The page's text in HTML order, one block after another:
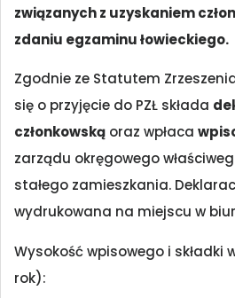
związanych z uzyskaniem
zdaniu egzaminu łowieckiego.
Zgodnie ze Statutem
się o przyjęcie do PZŁ składa
członkowską oraz wpłaca
zarządu okręgowego
stałego zamieszkania.
wydrukowana na miejscu w
Wysokość wpisowego i składki
rok):